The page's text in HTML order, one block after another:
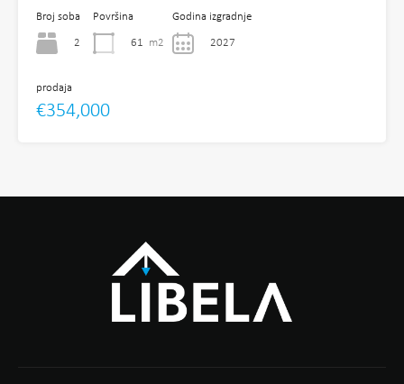
Broj soba
2
Površina
61 m2
Godina izgradnje
2027
prodaja
€354,000